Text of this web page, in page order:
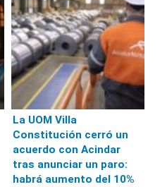
La UOM Villa
Constitución cerró un
acuerdo con Acindar
tras anunciar un paro:
habrá aumento del 10%